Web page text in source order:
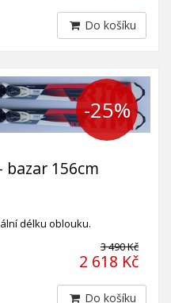
Do košíku
-25%
bazar 156cm
délku oblouku.
3 490 Kč
2 618 Kč
Do košíku